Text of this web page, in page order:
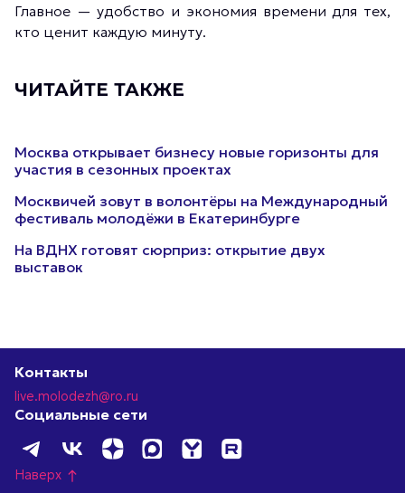
Главное — удобство и экономия времени для тех,
кто ценит каждую минуту.
ЧИТАЙТЕ ТАКЖЕ
Москва открывает бизнесу новые горизонты для
участия в сезонных проектах
Москвичей зовут в волонтёры на Международный
фестиваль молодёжи в Екатеринбурге
На ВДНХ готовят сюрприз: открытие двух
выставок
Контакты
live.molodezh@ro.ru
Социальные сети
Наверх north